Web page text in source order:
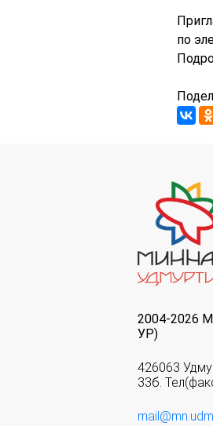
по
2004-2026
УР)
426063
33б.